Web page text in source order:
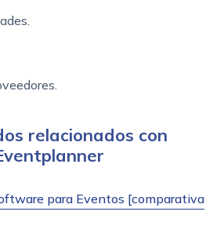
relacionados con
para Eventos [comparativa